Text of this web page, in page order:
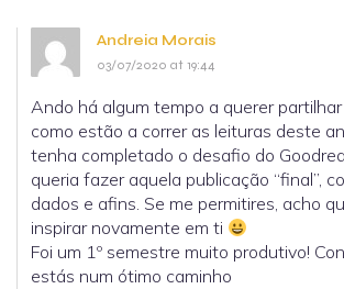
Andreia Morais
03/07/2020 at 19:44
Ando há algum tempo a querer
como estão a correr as leituras deste
tenha completado o desafio do
queria fazer aquela publicação “final”,
dados e afins. Se me permitires, acho
inspirar novamente em ti
Foi um 1º semestre muito produtivo!
estás num ótimo caminho